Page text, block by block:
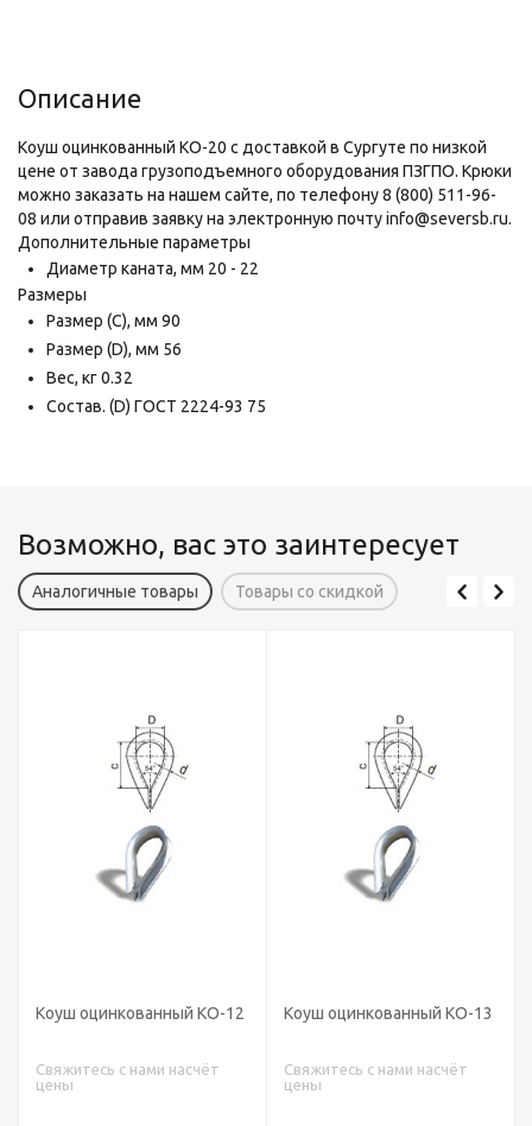
Описание
Коуш оцинкованный КО-20 с доставкой в Сургуте по низкой
цене от завода грузоподъемного оборудования ПЗГПО. Крюки
можно заказать на нашем сайте, по телефону 8 (800) 511-96-
08 или отправив заявку на электронную почту info@seversb.ru.
Дополнительные параметры
Диаметр каната,мм 20 - 22
Размеры
Размер (C),мм 90
Размер (D),мм 56
Вес,кг0.32
Состав. (D) ГОСТ 2224-93 75
Возможно, вас это заинтересует
Аналогичные товары Товары со скидкой
Коуш оцинкованный КО-12
Свяжитесь с нами насчёт
цены
Коуш оцинкованный КО-13
Свяжитесь с нами насчёт
цены